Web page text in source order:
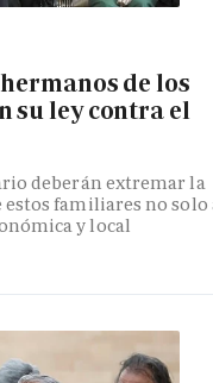
de los
su ley contra el
deberán extremar la
familiares no solo
y local